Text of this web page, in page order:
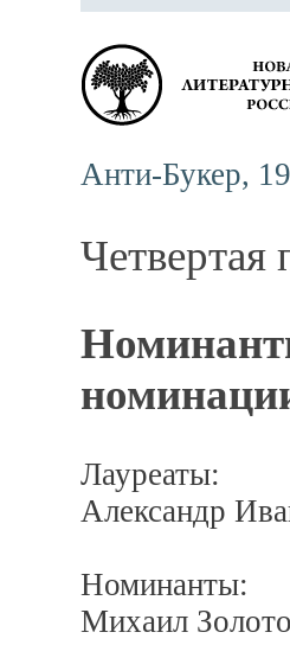
Анти-Букер,
Лауреаты:
Александр
Номинанты:
Михаил